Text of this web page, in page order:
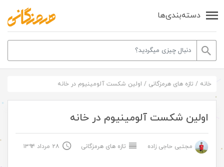
دسته‌بندی‌ها
خانه / تازه های هرمزگانی / اولین شکست آلومینیوم در خانه
اولین شکست آلومینیوم در خانه
مجتبی حاجی زاده تازه های هرمزگانی ۲۸ مرداد ۱۳۹۴